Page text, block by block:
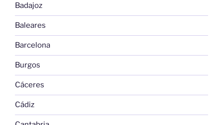
Badajoz
Baleares
Barcelona
Burgos
Cáceres
Cádiz